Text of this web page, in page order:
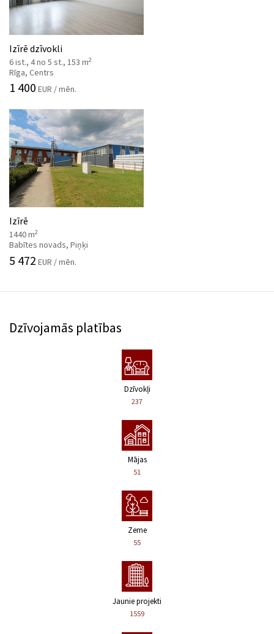
Izīrē dzīvokli
6 ist., 4 no 5 st., 153 m2
Rīga, Centrs
1 400 EUR / mēn.
Izīrē
1440 m2
Babītes novads, Piņķi
5 472 EUR / mēn.
Dzīvojamās platības
Dzīvokļi
237
Mājas
51
Zeme
55
Jaunie projekti
1559